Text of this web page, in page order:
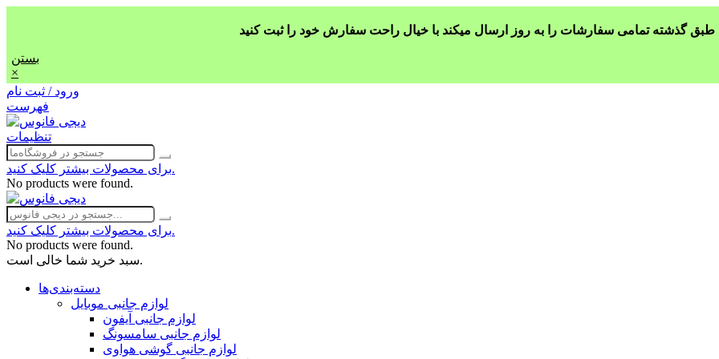
بستن
×
ورود / ثبت نام
فهرست
تنظیمات
برای محصولات بیشتر کلیک کنید.
No products were found.
برای محصولات بیشتر کلیک کنید.
No products were found.
سبد خرید شما خالی است.
دسته‌بندی‌ها
لوازم جانبی موبایل
لوازم جانبی آیفون
لوازم جانبی سامسونگ
لوازم جانبی گوشی هواوی